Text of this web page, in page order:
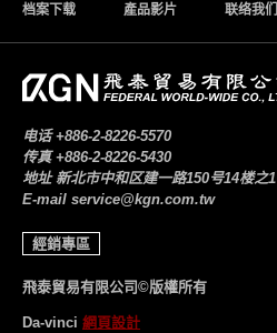
档案下载 產品影片 联络我们
电话 +886-2-8226-5570
传真 +886-2-8226-5430
地址 新北市中和区建一路150号14楼之1
E-mail service@kgn.com.tw
經銷專區
飛泰貿易有限公司©版權所有
Da-vinci 網頁設計